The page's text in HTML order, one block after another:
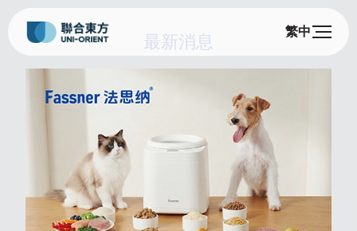
繁中
最新消息